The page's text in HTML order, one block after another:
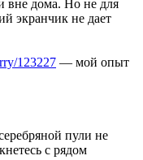
вне дома. Но не для
экранчик не дает
123227 — мой опыт
пули не
с рядом